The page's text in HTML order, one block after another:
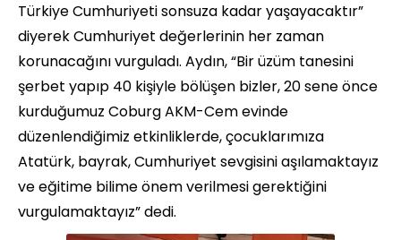
Türkiye Cumhuriyeti sonsuza kadar yaşayacaktır”
diyerek Cumhuriyet değerlerinin her zaman
korunacağını vurguladı. Aydın, “Bir üzüm tanesini
şerbet yapıp 40 kişiyle bölüşen bizler, 20 sene önce
kurduğumuz Coburg AKM-Cem evinde
düzenlendiğimiz etkinliklerde, çocuklarımıza
Atatürk, bayrak, Cumhuriyet sevgisini aşılamaktayız
ve eğitime bilime önem verilmesi gerektiğini
vurgulamaktayız” dedi.